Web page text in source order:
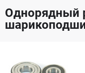
Однорядный